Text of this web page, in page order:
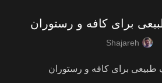
برای کافه و رستوران
Shajareh